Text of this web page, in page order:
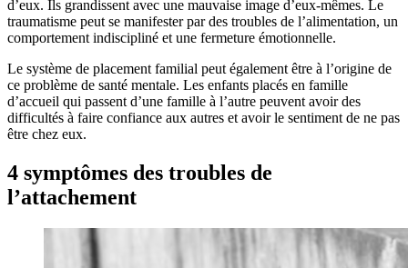
d’eux. Ils grandissent avec une mauvaise image d’eux-mêmes. Le
traumatisme peut se manifester par des troubles de l’alimentation, un
comportement indiscipliné et une fermeture émotionnelle.
Le système de placement familial peut également être à l’origine de
ce problème de santé mentale. Les enfants placés en famille
d’accueil qui passent d’une famille à l’autre peuvent avoir des
difficultés à faire confiance aux autres et avoir le sentiment de ne pas
être chez eux.
4 symptômes des troubles de
l’attachement